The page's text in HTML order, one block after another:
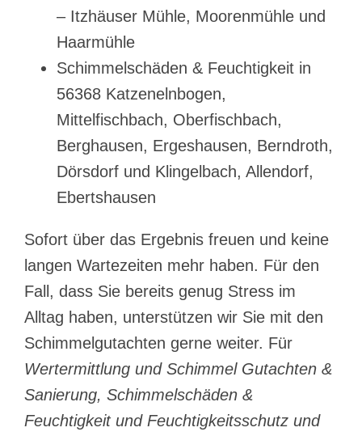
– Itzhäuser Mühle, Moorenmühle und
Haarmühle
Schimmelschäden & Feuchtigkeit in
56368 Katzenelnbogen,
Mittelfischbach, Oberfischbach,
Berghausen, Ergeshausen, Berndroth,
Dörsdorf und Klingelbach, Allendorf,
Ebertshausen
Sofort über das Ergebnis freuen und keine
langen Wartezeiten mehr haben. Für den
Fall, dass Sie bereits genug Stress im
Alltag haben, unterstützen wir Sie mit den
Schimmelgutachten gerne weiter. Für
Wertermittlung und Schimmel Gutachten &
Sanierung, Schimmelschäden &
Feuchtigkeit und Feuchtigkeitsschutz und